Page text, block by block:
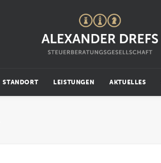
STANDORT LEISTUNGEN AKTUELLES